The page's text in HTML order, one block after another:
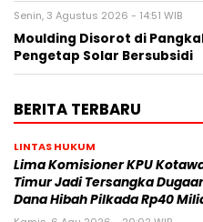
Senin, 3 Agustus 2026 - 14:51 WIB
Moulding Disorot di
Pengetap Solar Bersubsidi
BERITA TERBARU
LINTAS HUKUM
Lima Komisioner KPU
Timur Jadi Tersangka
Dana Hibah Pilkada Rp40